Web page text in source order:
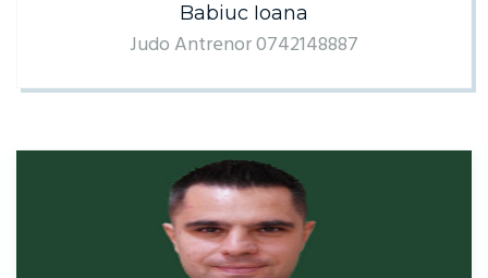
Babiuc Ioana
Judo Antrenor 0742148887